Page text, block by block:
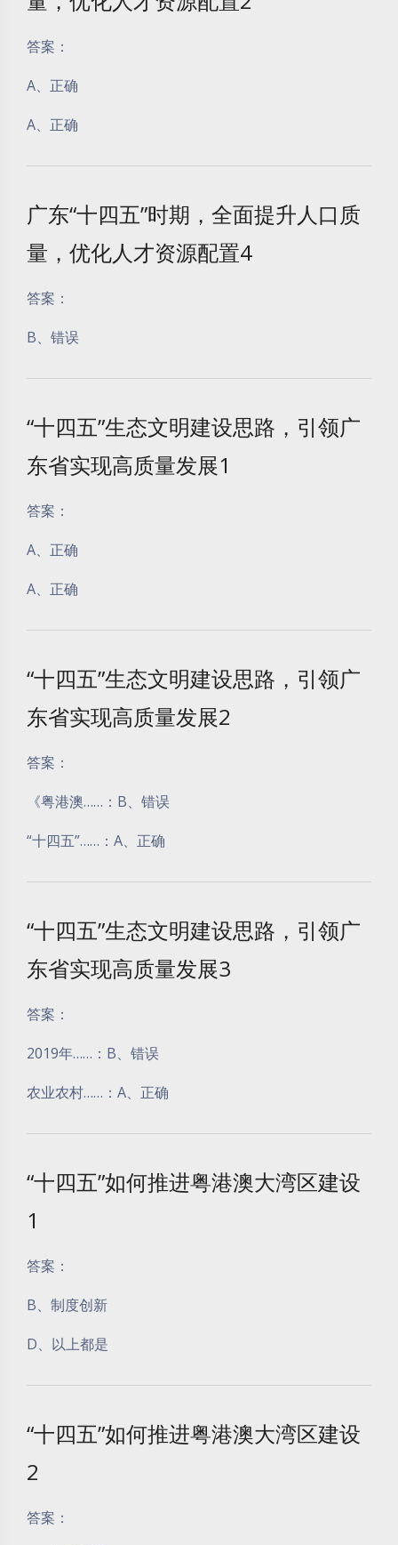
答案：
A、正确
A、正确
广东“十四五”时期，全面提升人口质
量，优化人才资源配置4
答案：
B、错误
“十四五”生态文明建设思路，引领广
东省实现高质量发展1
答案：
A、正确
A、正确
“十四五”生态文明建设思路，引领广
东省实现高质量发展2
答案：
《粤港澳……：B、错误
“十四五”……：A、正确
“十四五”生态文明建设思路，引领广
东省实现高质量发展3
答案：
2019年……：B、错误
农业农村……：A、正确
“十四五”如何推进粤港澳大湾区建设
1
答案：
B、制度创新
D、以上都是
“十四五”如何推进粤港澳大湾区建设
2
答案：